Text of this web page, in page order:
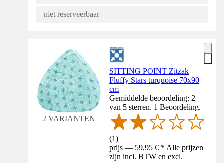
niet reserveerbaar
2 VARIANTEN
SITTING POINT Zitzak
Fluffy Stars turquoise 70x90
cm
Gemiddelde beoordeling: 2
van 5 sterren. 1 Beoordeling.
(1)
prijs — 59,95 € * Alle prijzen
zijn incl. BTW en excl.